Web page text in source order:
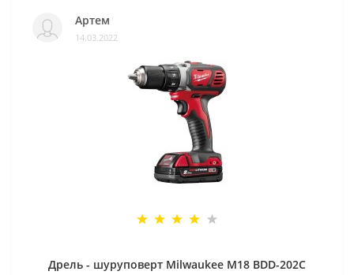
Артем
14.03.2022
Дрель - шуруповерт Milwaukee M18 BDD-202C